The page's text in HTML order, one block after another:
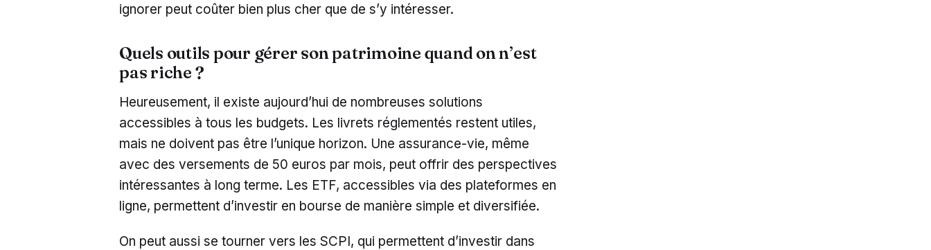
ignorer peut coûter bien plus cher que de s’y intéresser.
Quels outils pour gérer son patrimoine quand on n’est
pas riche ?
Heureusement, il existe aujourd’hui de nombreuses solutions
accessibles à tous les budgets. Les livrets réglementés restent utiles,
mais ne doivent pas être l’unique horizon. Une assurance-vie, même
avec des versements de 50 euros par mois, peut offrir des perspectives
intéressantes à long terme. Les ETF, accessibles via des plateformes en
ligne, permettent d’investir en bourse de manière simple et diversifiée.
On peut aussi se tourner vers les SCPI, qui permettent d’investir dans